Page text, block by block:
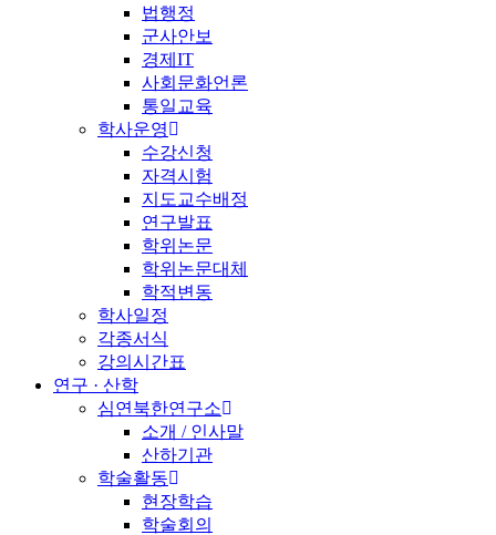
법행정
군사안보
경제IT
사회문화언론
통일교육
학사운영
수강신청
자격시험
지도교수배정
연구발표
학위논문
학위논문대체
학적변동
학사일정
각종서식
강의시간표
연구 · 산학
심연북한연구소
소개 / 인사말
산하기관
학술활동
현장학습
학술회의